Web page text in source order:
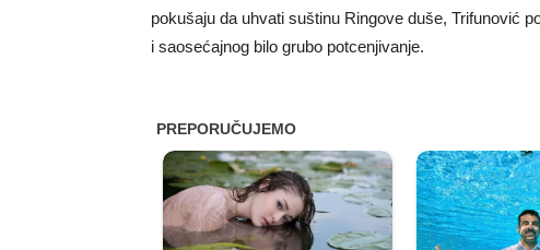
pokušaju da uhvati suštinu Ringove duše, Trifunović
i saosećajnog bilo grubo potcenjivanje.